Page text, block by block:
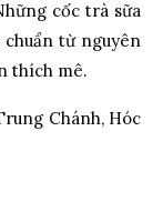
cốc trà sữa
từ nguyên
thích mê.
Chánh, Hóc